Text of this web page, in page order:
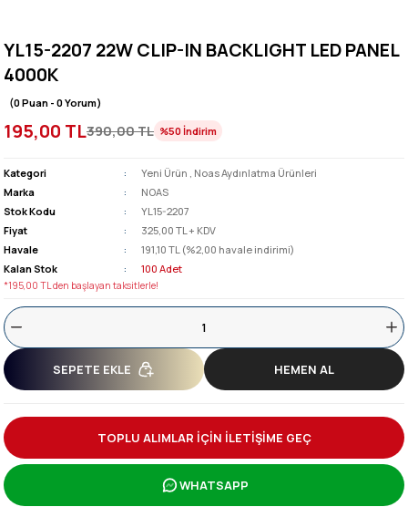
YL15-2207 22W CLIP-IN BACKLIGHT LED PANEL
4000K
(0 Puan - 0 Yorum)
195,00 TL390,00 TL %50İndirim
Kategori Yeni Ürün , Noas Aydınlatma Ürünleri
Marka
NOAS
Stok Kodu
YL15-2207
Fiyat
325,00 TL + KDV
Havale
191,10 TL (%2,00 havale indirimi)
Kalan Stok
100 Adet
*195,00 TL den başlayan taksitlerle!
SEPETE EKLE HEMEN AL
TOPLU ALIMLAR İÇİN İLETİŞİME GEÇ
WHATSAPP